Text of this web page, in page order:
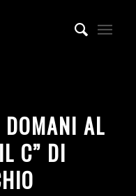
AL
C” DI